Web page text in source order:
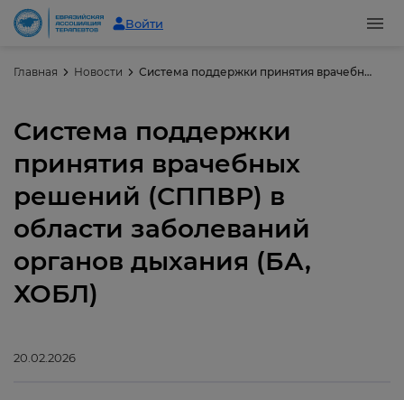
Войти
Главная Новости Система поддержки принятия врачебных решений (СППВР) в области заболеваний органов дыхания (БА, ХОБЛ)
Система поддержки
принятия врачебных
решений (СППВР) в
области заболеваний
органов дыхания (БА,
ХОБЛ)
20.02.2026